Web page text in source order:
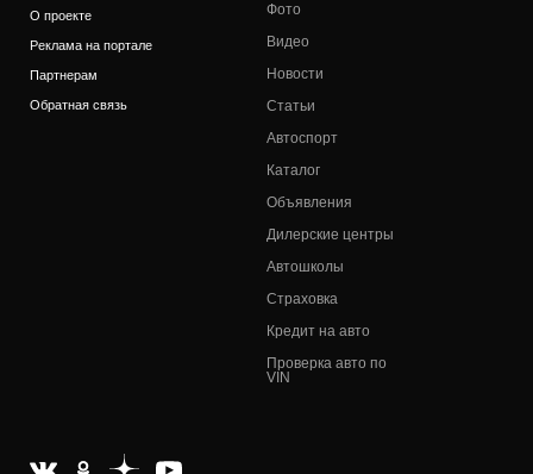
О проекте
Реклама на портале
Партнерам
Обратная связь
Фото
Видео
Новости
Статьи
Автоспорт
Каталог
Объявления
Дилерские центры
Автошколы
Страховка
Кредит на авто
Проверка авто по
VIN